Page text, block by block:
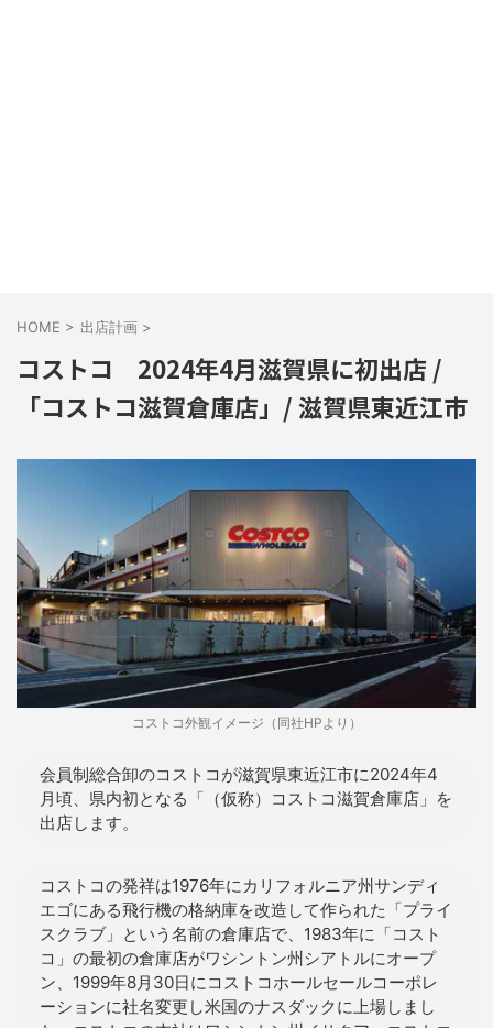
HOME > 出店計画 >
コストコ 2024年4月滋賀県に初出店 /
「コストコ滋賀倉庫店」/ 滋賀県東近江市
コストコ外観イメージ（同社HPより）
会員制総合卸のコストコが滋賀県東近江市に2024年4
月頃、県内初となる「（仮称）コストコ滋賀倉庫店」を
出店します。
コストコの発祥は1976年にカリフォルニア州サンディ
エゴにある飛行機の格納庫を改造して作られた「プライ
スクラブ」という名前の倉庫店で、1983年に「コスト
コ」の最初の倉庫店がワシントン州シアトルにオープ
ン、1999年8月30日にコストコホールセールコーポレ
ーションに社名変更し米国のナスダックに上場しまし